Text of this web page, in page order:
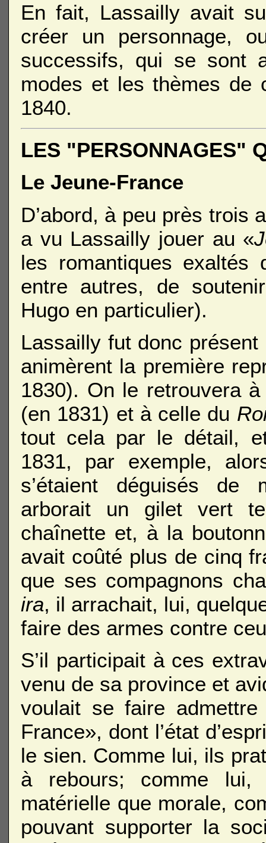
En fait, Lassailly avait
créer un personnage,
successifs, qui se sont
modes et les thèmes de
1840.
LES "PERSONNAGES"
Le Jeune-France
D’abord, à peu près trois
a vu Lassailly jouer au «
les romantiques exaltés
entre autres, de
Hugo en particulier).
Lassailly fut donc
animèrent la première
1830). On le retrouvera
(en 1831) et à celle du
tout cela par le détail,
1831, par exemple,
s’étaient déguisés de
arborait un gilet vert
chaînette et, à la
avait coûté plus de cinq
que ses compagnons
ira, il arrachait, lui,
faire des armes contre
S’il participait à ces
venu de sa province et
voulait se faire
France», dont l’état
le sien. Comme lui, ils
à rebours; comme
matérielle que morale,
pouvant supporter la